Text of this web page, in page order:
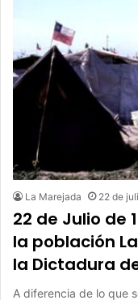
La Marejada 22 de
22 de Julio de
la población
la Dictadura
A diferencia de lo que